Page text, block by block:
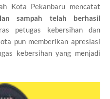
Kota Pekanbaru mencatat
sampah telah berhasil
petugas kebersihan dan
pun memberikan apresiasi
kebersihan yang menjadi